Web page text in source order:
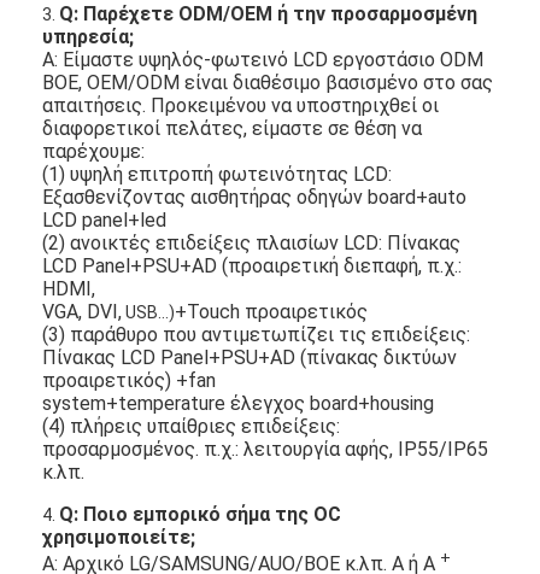
3. Q: Παρέχετε ODM/OEM ή την προσαρμοσμένη
υπηρεσία;
Α: Είμαστε υψηλός-φωτεινό LCD εργοστάσιο ODM
BOE, OEM/ODM είναι διαθέσιμο βασισμένο στο σας
απαιτήσεις. Προκειμένου να υποστηριχθεί οι
διαφορετικοί πελάτες, είμαστε σε θέση να
παρέχουμε:
(1) υψηλή επιτροπή φωτεινότητας LCD:
Εξασθενίζοντας αισθητήρας οδηγών board+auto
LCD panel+led
(2) ανοικτές επιδείξεις πλαισίων LCD: Πίνακας
LCD Panel+PSU+AD (προαιρετική διεπαφή, π.χ.:
HDMI,
VGA, DVI,USB…)+Touch προαιρετικός
(3) παράθυρο που αντιμετωπίζει τις επιδείξεις:
Πίνακας LCD Panel+PSU+AD (πίνακας δικτύων
προαιρετικός) +fan
system+temperature έλεγχος board+housing
(4) πλήρεις υπαίθριες επιδείξεις:
προσαρμοσμένος. π.χ.: λειτουργία αφής, IP55/IP65
κ.λπ.
4. Q: Ποιο εμπορικό σήμα της OC
χρησιμοποιείτε;
Α: Αρχικό LG/SAMSUNG/AUO/BOE κ.λπ. Α ή Α +